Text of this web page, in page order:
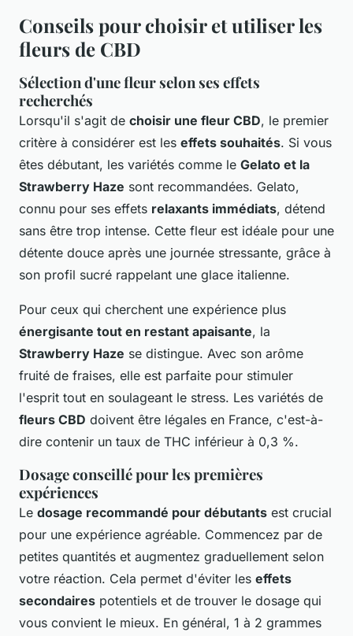
Conseils pour choisir et utiliser les
fleurs de CBD
Sélection d'une fleur selon ses effets
recherchés
Lorsqu'il s'agit de choisir une fleur CBD, le premier
critère à considérer est les effets souhaités. Si vous
êtes débutant, les variétés comme le Gelato et la
Strawberry Haze sont recommandées. Gelato,
connu pour ses effets relaxants immédiats, détend
sans être trop intense. Cette fleur est idéale pour une
détente douce après une journée stressante, grâce à
son profil sucré rappelant une glace italienne.
Pour ceux qui cherchent une expérience plus
énergisante tout en restant apaisante, la
Strawberry Haze se distingue. Avec son arôme
fruité de fraises, elle est parfaite pour stimuler
l'esprit tout en soulageant le stress. Les variétés de
fleurs CBD doivent être légales en France, c'est-à-
dire contenir un taux de THC inférieur à 0,3 %.
Dosage conseillé pour les premières
expériences
Le dosage recommandé pour débutants est crucial
pour une expérience agréable. Commencez par de
petites quantités et augmentez graduellement selon
votre réaction. Cela permet d'éviter les effets
secondaires potentiels et de trouver le dosage qui
vous convient le mieux. En général, 1 à 2 grammes